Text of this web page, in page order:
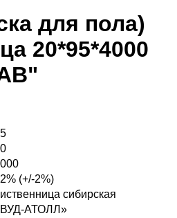
для пола)
20*95*4000
(+/-2%)
сибирская
АТОЛЛ»